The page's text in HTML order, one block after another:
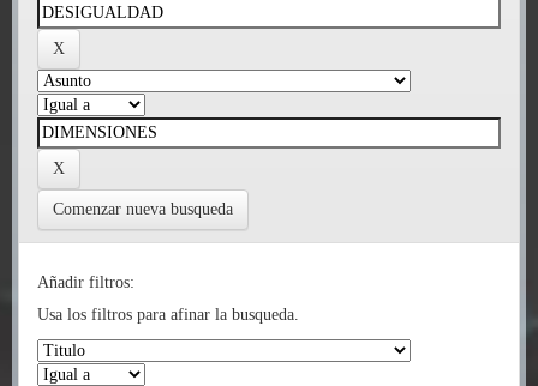
Comenzar nueva busqueda
Añadir filtros:
Usa los filtros para afinar la busqueda.